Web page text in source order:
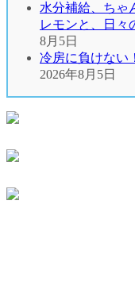
⽔分補給、ちゃ
レモンと、⽇々
8月5日
冷房に負けない
2026年8月5日